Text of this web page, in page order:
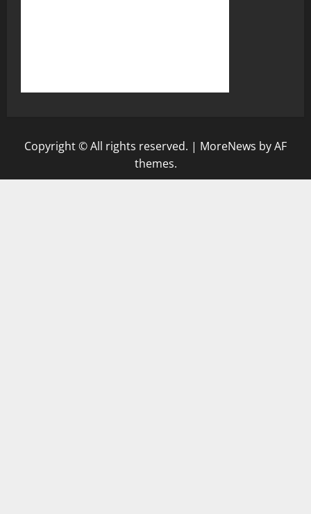
Copyright © All rights reserved. | MoreNews by AF
themes.